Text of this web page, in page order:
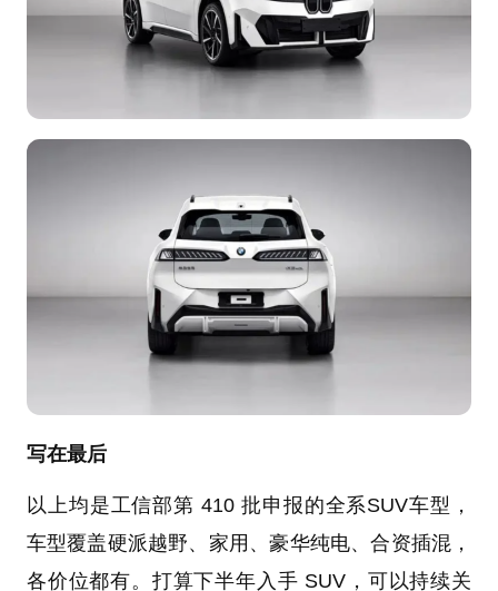
写在最后
以上均是工信部第 410 批申报的全系SUV车型，
车型覆盖硬派越野、家用、豪华纯电、合资插混，
各价位都有。打算下半年入手 SUV，可以持续关